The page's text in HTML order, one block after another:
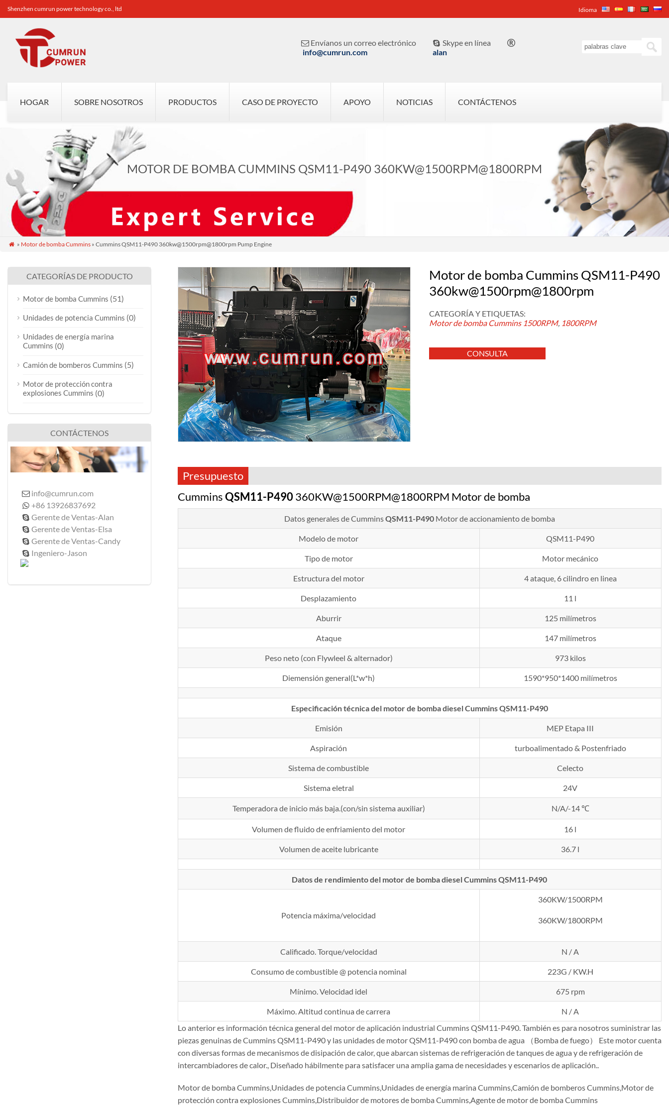
Shenzhen cumrun power technology co., ltd Idioma
 Envíanos un correo electrónico
info@cumrun.com
 Skype en línea
alan

HOGAR SOBRE NOSOTROS PRODUCTOS CASO DE PROYECTO APOYO NOTICIAS CONTÁCTENOS
MOTOR DE BOMBA CUMMINS QSM11-P490 360KW@1500RPM@1800RPM
 » Motor de bomba Cummins » Cummins QSM11-P490 360kw@1500rpm@1800rpm Pump Engine
Motor de bomba Cummins QSM11-P490
360kw@1500rpm@1800rpm
CATEGORÍA Y ETIQUETAS:
Motor de bomba Cummins 1500RPM, 1800RPM
CONSULTA
Presupuesto
CumminsQSM11-P490360KW@1500RPM@1800RPM Motor de bomba
Datos generales de CumminsQSM11-P490Motor de accionamiento de bomba
Modelo de motor QSM11-P490
Tipo de motor Motor mecánico
Estructura del motor 4 ataque, 6 cilindro en linea
Desplazamiento 11 l
Aburrir 125 milímetros
Ataque 147 milímetros
Peso neto (con Flywleel & alternador) 973 kilos
Diemensión general(L*w*h) 1590*950*1400 milímetros
Especificación técnica del motor de bomba diesel Cummins QSM11-P490
Emisión MEP Etapa III
Aspiración turboalimentado & Postenfriado
Sistema de combustible Celecto
Sistema eletral 24V
Temperadora de inicio más baja.(con/sin sistema auxiliar) N/A/-14 ℃
Volumen de fluido de enfriamiento del motor 16 l
Volumen de aceite lubricante 36.7 l
Datos de rendimiento del motor de bomba diesel Cummins QSM11-P490
Potencia máxima/velocidad
360KW/1500RPM
360KW/1800RPM
Calificado. Torque/velocidad N / A
Consumo de combustible @ potencia nominal 223G / KW.H
Mínimo. Velocidad idel 675 rpm
Máximo. Altitud continua de carrera
N / A
Lo anterior es información técnica general del motor de aplicación industrial Cummins QSM11-P490. También es para nosotros suministrar las
piezas genuinas de Cummins QSM11-P490 y las unidades de motor QSM11-P490 con bomba de agua （Bomba de fuego） Este motor cuenta
con diversas formas de mecanismos de disipación de calor, que abarcan sistemas de refrigeración de tanques de agua y de refrigeración de
intercambiadores de calor., Diseñado hábilmente para satisfacer una amplia gama de necesidades y escenarios de aplicación..
Motor de bomba Cummins,Unidades de potencia Cummins,Unidades de energía marina Cummins,Camión de bomberos Cummins,Motor de
protección contra explosiones Cummins,Distribuidor de motores de bomba Cummins,Agente de motor de bomba Cummins
CATEGORÍAS DE PRODUCTO
Motor de bomba Cummins (51)
Unidades de potencia Cummins (0)
Unidades de energía marina
Cummins (0)
Camión de bomberos Cummins (5)
Motor de protección contra
explosiones Cummins (0)
CONTÁCTENOS
 info@cumrun.com
 +86 13926837692
 Gerente de Ventas-Alan
 Gerente de Ventas-Elsa
 Gerente de Ventas-Candy
 Ingeniero-Jason